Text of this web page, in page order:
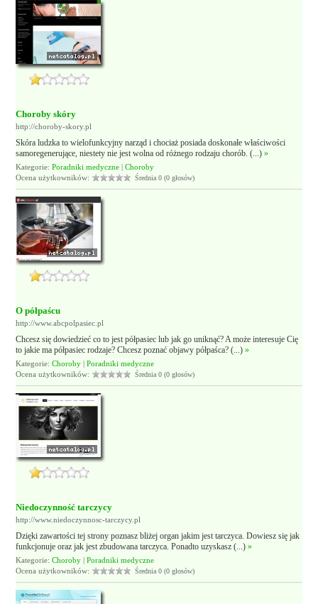
Choroby skóry
http://choroby-skory.pl
Skóra ludzka to wielofunkcyjny narząd i chociaż posiada doskonałe właściwości
samoregenerujące, niestety nie jest wolna od różnego rodzaju chorób. (...)»
Kategorie:Poradniki medyczne |Choroby
Ocena użytkowników:
Średnia 0 (0 głosów)
O półpaścu
http://www.abcpolpasiec.pl
Chcesz się dowiedzieć co to jest półpasiec lub jak go uniknąć? A może interesuje Cię
to jakie ma półpasiec rodzaje? Chcesz poznać objawy półpaśca? (...)»
Kategorie:Choroby |Poradniki medyczne
Ocena użytkowników:
Średnia 0 (0 głosów)
Niedoczynność tarczycy
http://www.niedoczynnosc-tarczycy.pl
Dzięki zawartości tej strony poznasz bliżej organ jakim jest tarczyca. Dowiesz się jak
funkcjonuje oraz jak jest zbudowana tarczyca. Ponadto uzyskasz (...)»
Kategorie:Choroby |Poradniki medyczne
Ocena użytkowników:
Średnia 0 (0 głosów)